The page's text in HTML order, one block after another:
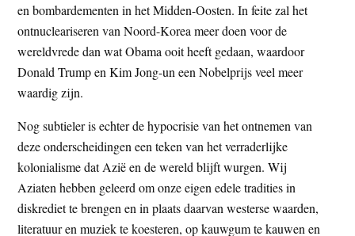
en bombardementen in het Midden-Oosten. In feite zal het
ontnucleariseren van Noord-Korea meer doen voor de
wereldvrede dan wat Obama ooit heeft gedaan, waardoor
Donald Trump en Kim Jong-un een Nobelprijs veel meer
waardig zijn.
Nog subtieler is echter de hypocrisie van het ontnemen van
deze onderscheidingen een teken van het verraderlijke
kolonialisme dat Azië en de wereld blijft wurgen. Wij
Aziaten hebben geleerd om onze eigen edele tradities in
diskrediet te brengen en in plaats daarvan westerse waarden,
literatuur en muziek te koesteren, op kauwgum te kauwen en